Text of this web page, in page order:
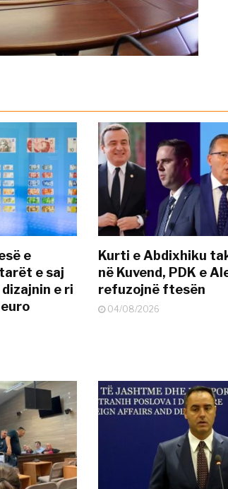
e
e saj
e ri
Kurti e Abdixhiku
në Kuvend, PDK e
refuzojnë ftesën
04/08/2026